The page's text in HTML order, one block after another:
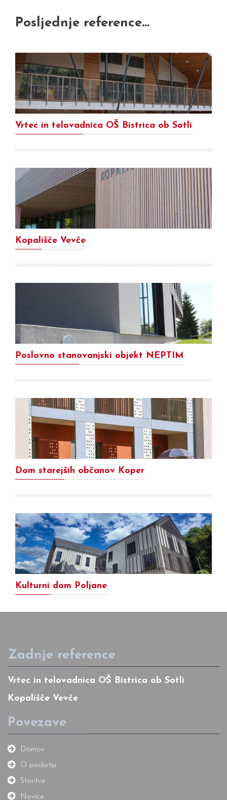
Posljednje reference...
Vrtec in telovadnica OŠ Bistrica ob Sotli
Kopališče Vevče
Poslovno stanovanjski objekt NEPTIM
Dom starejših občanov Koper
Kulturni dom Poljane
Zadnje reference
Vrtec in telovadnica OŠ Bistrica ob Sotli
Kopališče Vevče
Povezave
Domov
O podjetju
Storitve
Novice